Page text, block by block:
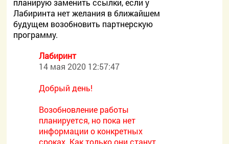
планирую заменить ссылки, если у
Лабиринта нет желания в ближайшем
будущем возобновить партнерскую
программу.
Лабиринт
14 мая 2020 12:57:47
Добрый день!
Возобновление работы
планируется, но пока нет
информации о конкретных
сроках. Как только они станут